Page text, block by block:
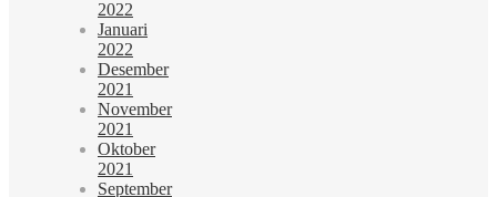
2022
Januari
2022
Desember
2021
November
2021
Oktober
2021
September